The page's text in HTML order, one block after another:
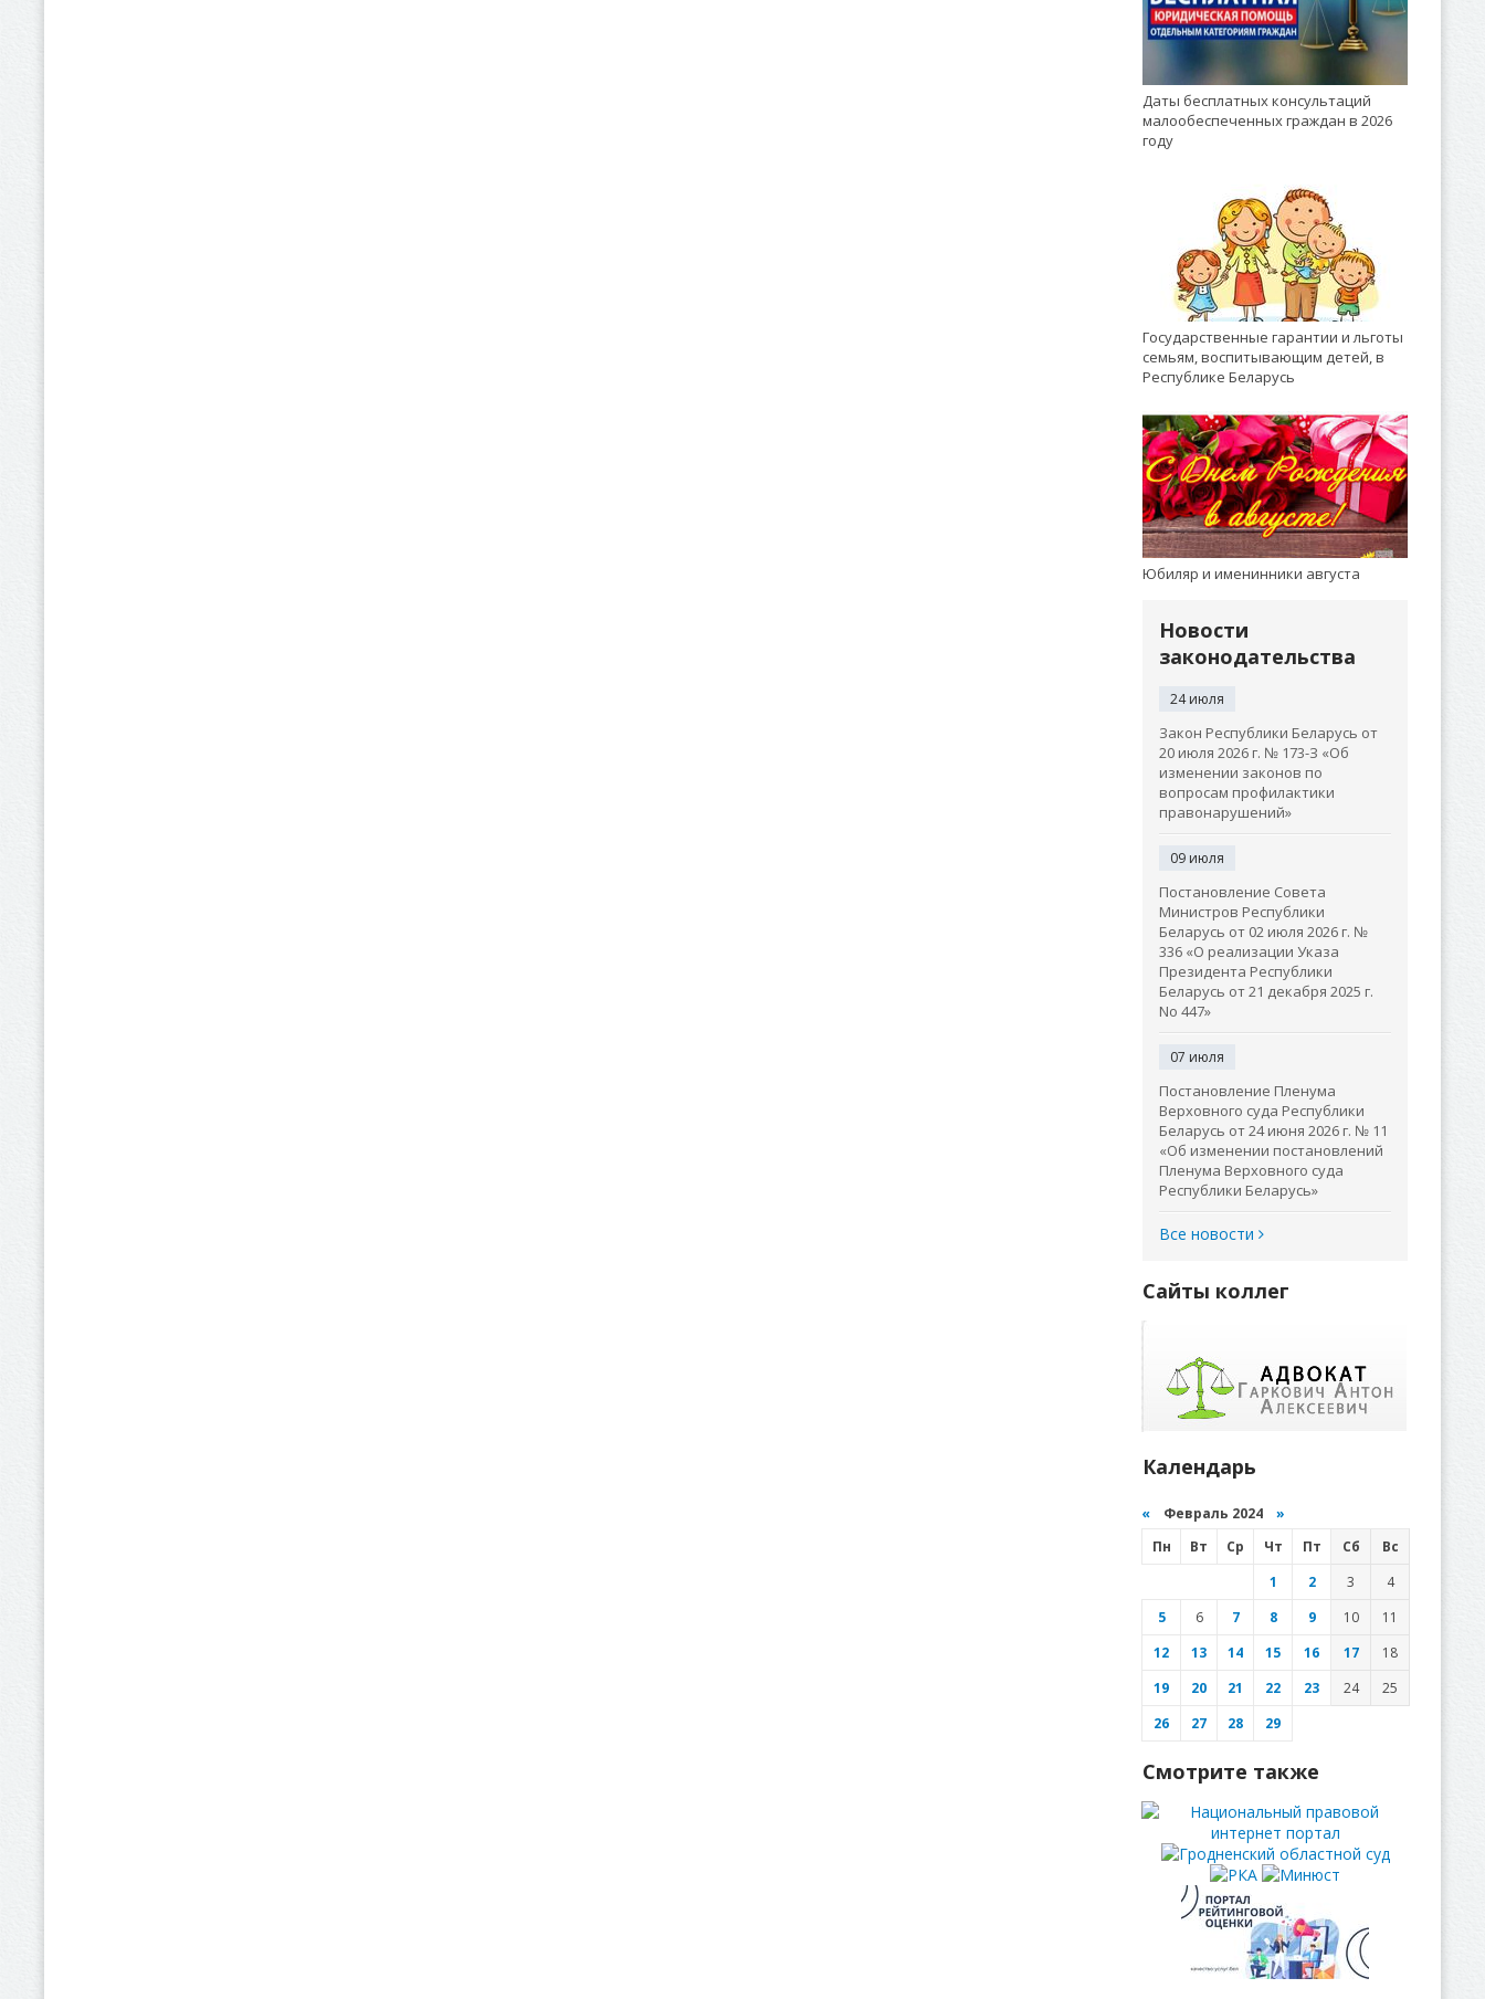
Даты бесплатных консультаций
малообеспеченных граждан в 2026
году
Государственные гарантии и льготы
семьям, воспитывающим детей, в
Республике Беларусь
Юбиляр и именинники августа
Новости
законодательства
24 июля
Закон Республики Беларусь от
20 июля 2026 г. № 173-З «Об
изменении законов по
вопросам профилактики
правонарушений»
09 июля
Постановление Совета
Министров Республики
Беларусь от 02 июля 2026 г. №
336 «О реализации Указа
Президента Республики
Беларусь от 21 декабря 2025 г.
No 447»
07 июля
Постановление Пленума
Верховного суда Республики
Беларусь от 24 июня 2026 г. № 11
«Об изменении постановлений
Пленума Верховного суда
Республики Беларусь»
Все новости
Сайты коллег
Календарь
« Февраль 2024 »
Пн
Вт Ср Чт Пт Сб
Вс
1
2 3
4
5
6 7 8 9 10
11
12
13 14 15 16 17
18
19
20 21 22 23 24
25
26
27 28 29
Смотрите также